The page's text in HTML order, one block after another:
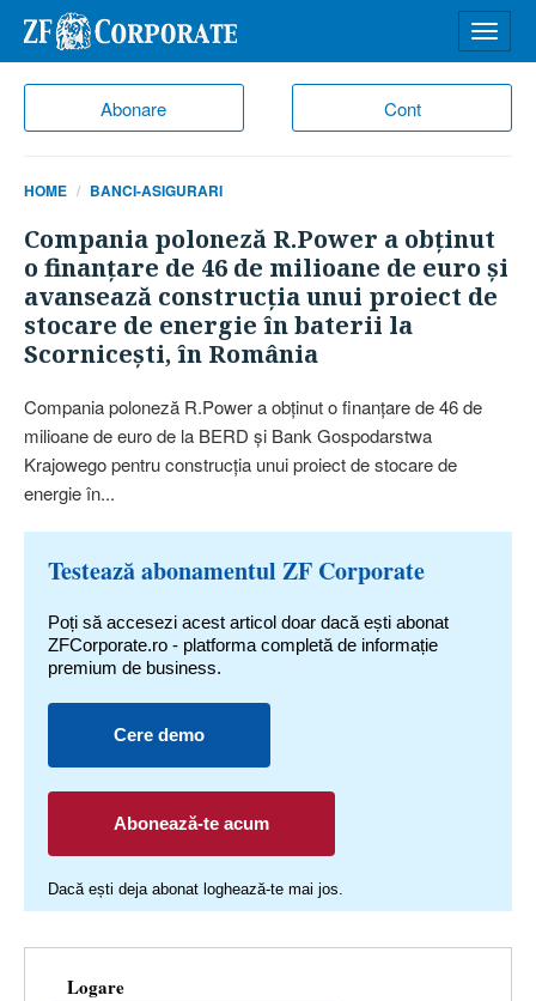
Abonare Cont
meniu
HOME BANCI-ASIGURARI
Compania poloneză R.Power a obţinut
o finanţare de 46 de milioane de euro şi
avansează construcţia unui proiect de
stocare de energie în baterii la
Scorniceşti, în România
Compania poloneză R.Power a obţinut o finanţare de 46 de
milioane de euro de la BERD şi Bank Gospodarstwa
Krajowego pentru construcţia unui proiect de stocare de
energie în...
Testează abonamentul ZF Corporate
Poți să accesezi acest articol doar dacă ești abonat
ZFCorporate.ro - platforma completă de informație
premium de business.
Cere demo
Abonează-te acum
Dacă ești deja abonat loghează-te mai jos.
Logare